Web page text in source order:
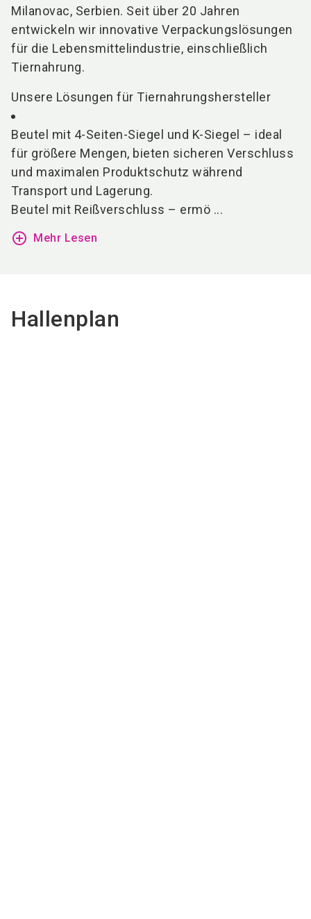
Milanovac, Serbien. Seit über 20 Jahren
entwickeln wir innovative Verpackungslösungen
für die Lebensmittelindustrie, einschließlich
Tiernahrung.
Unsere Lösungen für Tiernahrungshersteller
Beutel mit 4-Seiten-Siegel und K-Siegel – ideal
für größere Mengen, bieten sicheren Verschluss
und maximalen Produktschutz während
Transport und Lagerung.
Beutel mit Reißverschluss – ermö ...
add_circle_outline Mehr Lesen
Hallenplan